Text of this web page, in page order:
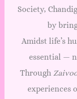
Society,
by
Amidst life’s
essential —
Through
experiences